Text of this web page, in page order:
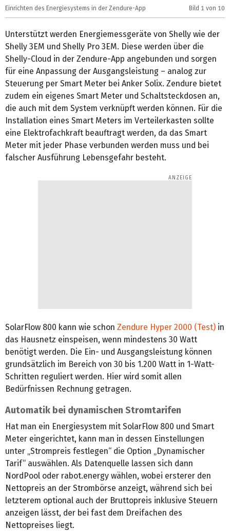
Einrichten des Energiesystems in der Zendure-App Bild 1 von 10
Unterstützt werden Energiemessgeräte von Shelly wie der
Shelly 3EM und Shelly Pro 3EM. Diese werden über die
Shelly-Cloud in der Zendure-App angebunden und sorgen
für eine Anpassung der Ausgangsleistung – analog zur
Steuerung per Smart Meter bei Anker Solix. Zendure bietet
zudem ein eigenes Smart Meter und Schaltsteckdosen an,
die auch mit dem System verknüpft werden können. Für die
Installation eines Smart Meters im Verteilerkasten sollte
eine Elektrofachkraft beauftragt werden, da das Smart
Meter mit jeder Phase verbunden werden muss und bei
falscher Ausführung Lebensgefahr besteht.
SolarFlow 800 kann wie schon Zendure Hyper 2000 (Test) in
das Hausnetz einspeisen, wenn mindestens 30 Watt
benötigt werden. Die Ein- und Ausgangsleistung können
grundsätzlich im Bereich von 30 bis 1.200 Watt in 1-Watt-
Schritten reguliert werden. Hier wird somit allen
Bedürfnissen Rechnung getragen.
Automatik bei dynamischen Stromtarifen
Hat man ein Energiesystem mit SolarFlow 800 und Smart
Meter eingerichtet, kann man in dessen Einstellungen
unter „Strompreis festlegen“ die Option „Dynamischer
Tarif“ auswählen. Als Datenquelle lassen sich dann
NordPool oder rabot.energy wählen, wobei ersterer den
Nettopreis an der Strombörse anzeigt, während sich bei
letzterem optional auch der Bruttopreis inklusive Steuern
anzeigen lässt, der bei fast dem Dreifachen des
Nettopreises liegt.